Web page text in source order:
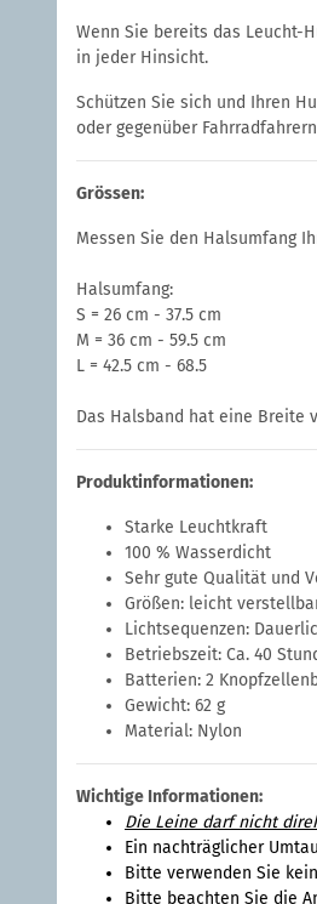
Wenn Sie bereits das Leucht-
in jeder Hinsicht.
Schützen Sie sich und Ihren
oder gegenüber
Grössen:
Messen Sie den Halsumfang
Halsumfang:
S = 26 cm - 37.5 cm
M = 36 cm - 59.5 cm
L = 42.5 cm - 68.5
Das Halsband hat eine Breite
Produktinformationen:
Starke Leuchtkraft
100 % Wasserdicht
Sehr gute Qualität und
Größen: leicht
Lichtsequenzen:
Betriebszeit: Ca. 40
Batterien: 2
Gewicht: 62 g
Material: Nylon
Wichtige Informationen:
Die Leine darf nicht
Ein nachträglicher
Bitte verwenden Sie
Bitte beachten Sie die